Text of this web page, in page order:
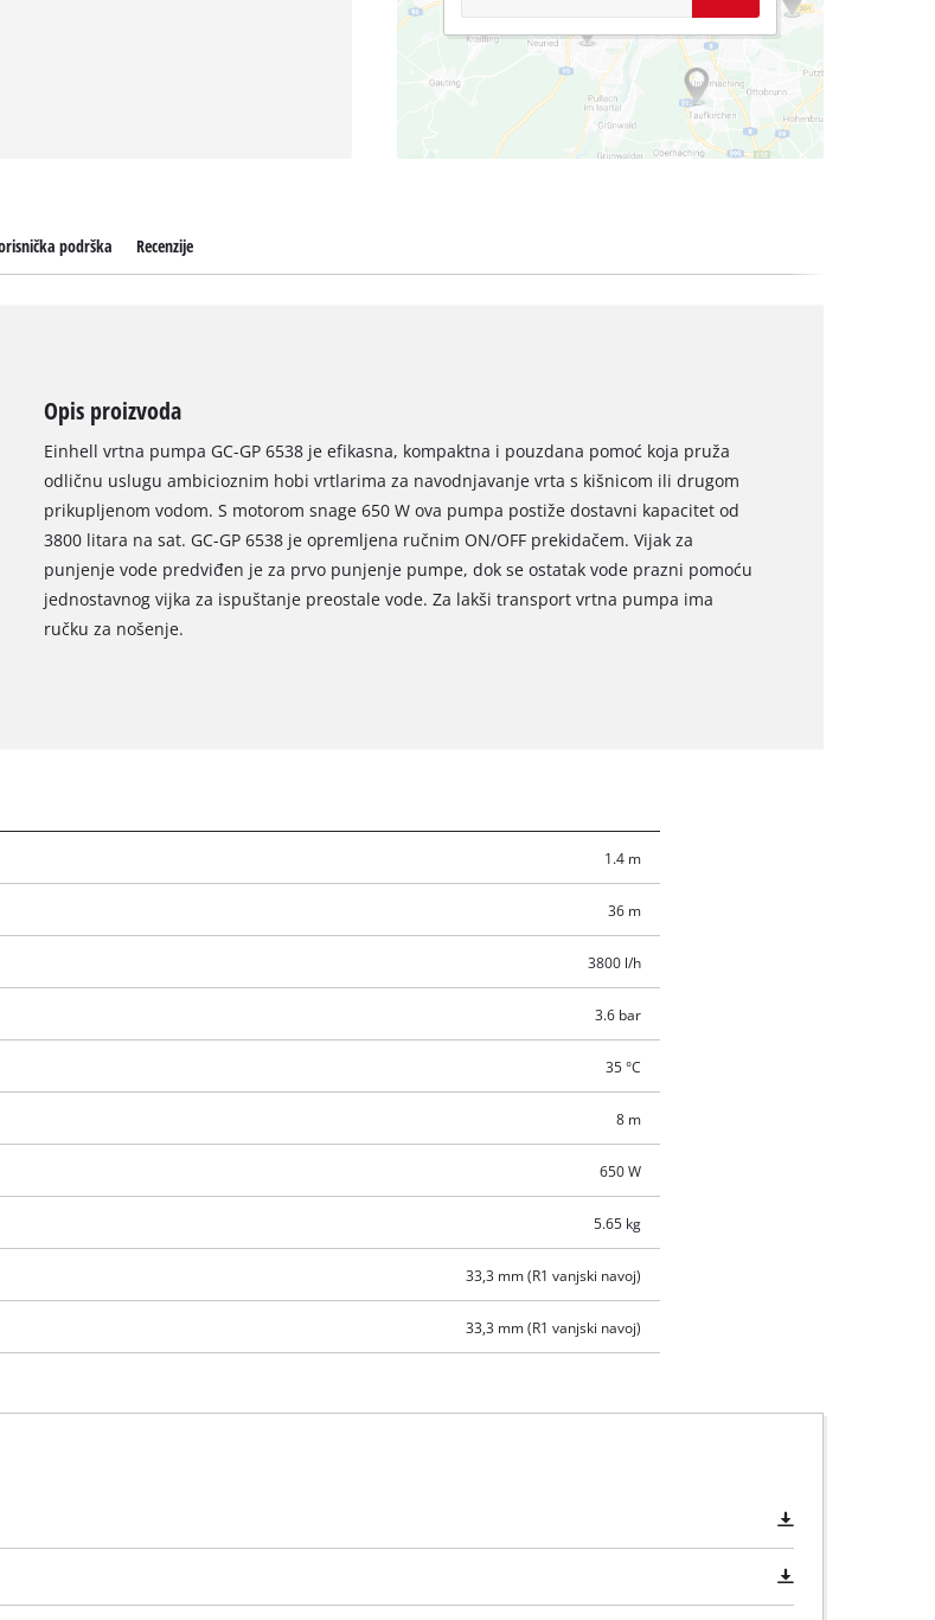
Google Maps usluge!
podrška Recenzije
Opis proizvoda
Einhell vrtna pumpa GC-GP 6538 je efikasna, kompaktna i pouzdana pomoć koja pruža
odličnu uslugu ambicioznim hobi vrtlarima za navodnjavanje vrta s kišnicom ili drugom
prikupljenom vodom. S motorom snage 650 W ova pumpa postiže dostavni kapacitet od
3800 litara na sat. GC-GP 6538 je opremljena ručnim ON/OFF prekidačem. Vijak za
punjenje vode predviđen je za prvo punjenje pumpe, dok se ostatak vode prazni pomoću
jednostavnog vijka za ispuštanje preostale vode. Za lakši transport vrtna pumpa ima
ručku za nošenje.
1.4 m
36 m
3800 l/h
3.6 bar
35 °C
8 m
650 W
5.65 kg
33,3 mm (R1 vanjski navoj)
33,3 mm (R1 vanjski navoj)